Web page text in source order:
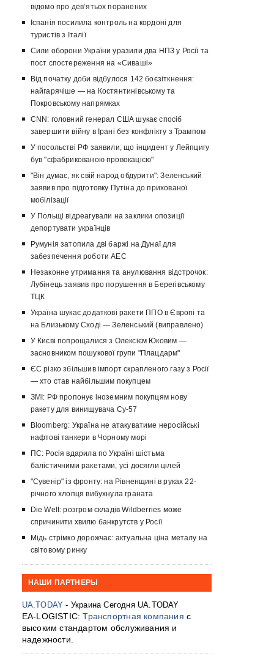
відомо про девʼятьох поранених
Іспанія посилила контроль на кордоні для
туристів з Італії
Сили оборони України уразили два НПЗ у Росії та
пост спостереження на «Сиваші»
Від початку доби відбулося 142 боєзіткнення:
найгарячіше — на Костянтинівському та
Покровському напрямках
CNN: головний генерал США шукає спосіб
завершити війну в Ірані без конфлікту з Трампом
У посольстві РФ заявили, що інцидент у Лейпцигу
був "сфабрикованою провокацією"
"Він думає, як свій народ обдурити": Зеленський
заявив про підготовку Путіна до прихованої
мобілізації
У Польщі відреагували на заклики опозиції
депортувати українців
Румунія затопила дві баржі на Дунаї для
забезпечення роботи АЕС
Незаконне утримання та анулювання відстрочок:
Лубінець заявив про порушення в Берегівському
ТЦК
Україна шукає додаткові ракети ППО в Європі та
на Близькому Сході — Зеленський (виправлено)
У Києві попрощалися з Олексієм Юковим —
засновником пошукової групи "Плацдарм"
ЄС різко збільшив імпорт скрапленого газу з Росії
— хто став найбільшим покупцем
ЗМІ: РФ пропонує іноземним покупцям нову
ракету для винищувача Су-57
Bloomberg: Україна не атакуватиме неросійські
нафтові танкери в Чорному морі
ПС: Росія вдарила по Україні шістьма
балістичними ракетами, усі досягли цілей
"Сувенір" із фронту: на Рівненщині в руках 22-
річного хлопця вибухнула граната
Die Welt: розгром складів Wildberries може
спричинити хвилю банкрутств у Росії
Мідь стрімко дорожчає: актуальна ціна металу на
світовому ринку
НАШИ ПАРТНЕРЫ
UA.TODAY - Украина Сегодня UA.TODAY
EA-LOGISTIC:Транспортная компания с
высоким стандартом обслуживания и
надежности.